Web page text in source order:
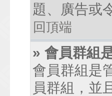
題、廣告或
回頂端
» 會員群組
會員群組是
員群組，並